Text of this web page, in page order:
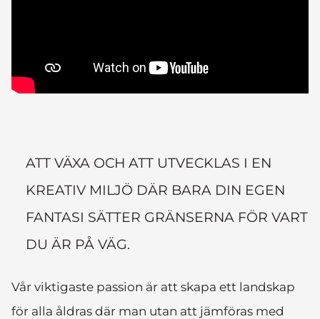
ATT VÄXA OCH ATT UTVECKLAS I EN
KREATIV MILJÖ DÄR BARA DIN EGEN
FANTASI SÄTTER GRÄNSERNA FÖR VART
DU ÄR PÅ VÄG.
Vår viktigaste passion är att skapa ett landskap
för alla åldras där man utan att jämföras med